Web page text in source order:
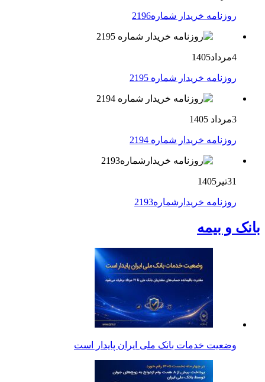
روزنامه خریدار شماره2196
4مرداد1405
روزنامه خریدار شماره 2195
3مرداد 1405
روزنامه خریدار شماره 2194
31تیر1405
روزنامه خریدارشماره2193
بانک و بیمه
وضعیت خدمات بانک ملی ایران پایدار است